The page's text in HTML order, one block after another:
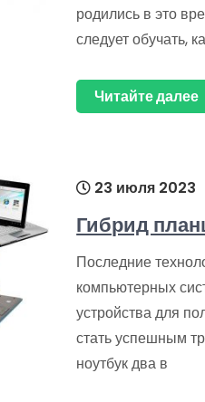
родились в это
следует обучать,
Читайте далее
23 июля 2023
Гибрид
Последние
компьютерных
устройства для
стать успешным
ноутбук два в